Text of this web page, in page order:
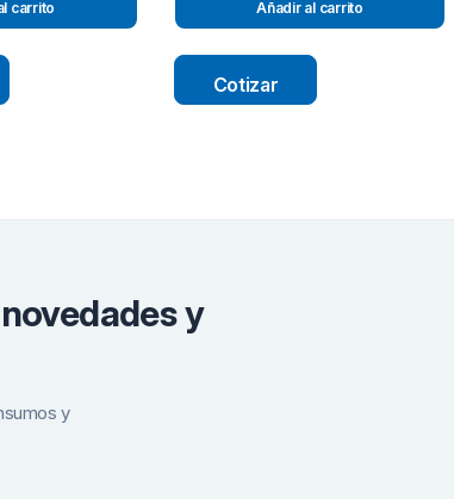
carrito Añadir al carrito
Cotizar
y
y